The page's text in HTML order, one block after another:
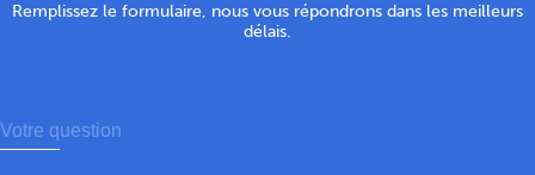
Remplissez le formulaire, nous vous répondrons dans les meilleurs
délais.